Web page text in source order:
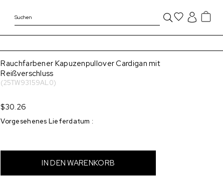
Rauchfarbener Kapuzenpullover Cardigan mit
Reißverschluss
(25TW93159AL0)
$30.26
Vorgesehenes Lieferdatum :